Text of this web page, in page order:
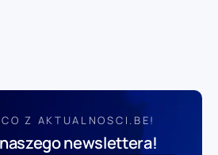
Z AKTUALNOSCI.BE!
newslettera!